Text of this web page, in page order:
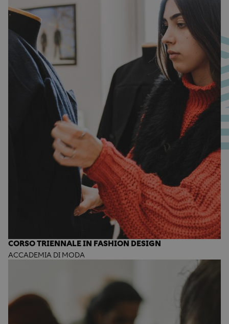
CORSO TRIENNALE IN FASHION DESIGN
ACCADEMIA DI MODA